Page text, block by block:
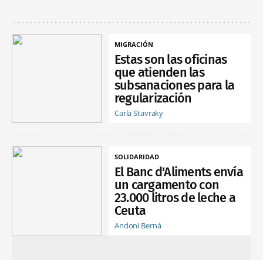
MIGRACIÓN
Estas son las oficinas
que atienden las
subsanaciones para la
regularización
Carla Stavraky
SOLIDARIDAD
El Banc d'Aliments envía
un cargamento con
23.000 litros de leche a
Ceuta
Andoni Berná